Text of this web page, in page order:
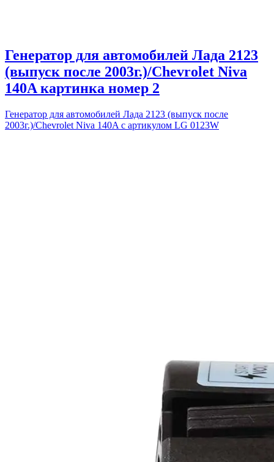
Генератор для автомобилей Лада 2123
(выпуск после 2003г.)/Chevrolet Niva
140A картинка номер 2
Генератор для автомобилей Лада 2123 (выпуск после
2003г.)/Chevrolet Niva 140A с артикулом LG 0123W